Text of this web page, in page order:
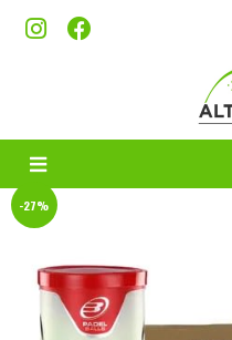
-27%